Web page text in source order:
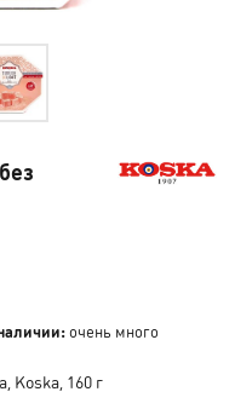
очень много
Koska, 160 г